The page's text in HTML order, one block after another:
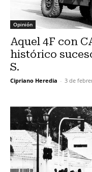
Opinión
Aquel 4F con
histórico
S.
Cipriano Heredia - 3 de